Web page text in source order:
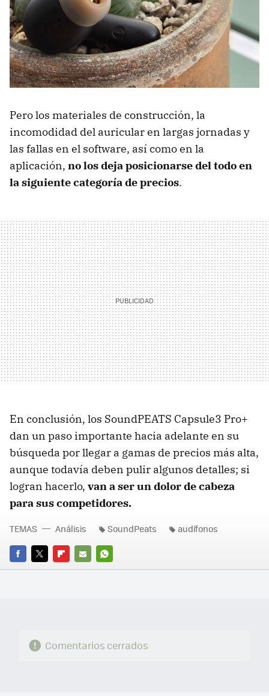
Pero los materiales de construcción, la
incomodidad del auricular en largas jornadas y
las fallas en el software, así como en la
aplicación, no los deja posicionarse del todo en
la siguiente categoría de precios.
En conclusión, los SoundPEATS Capsule3 Pro+
dan un paso importante hacia adelante en su
búsqueda por llegar a gamas de precios más alta,
aunque todavía deben pulir algunos detalles; si
logran hacerlo, van a ser un dolor de cabeza
para sus competidores.
FACEBOOK
TWITTERFLIPBOARD
E-
WHATSAPP
TEMAS Análisis SoundPeats audífonos
Comentarios cerrados